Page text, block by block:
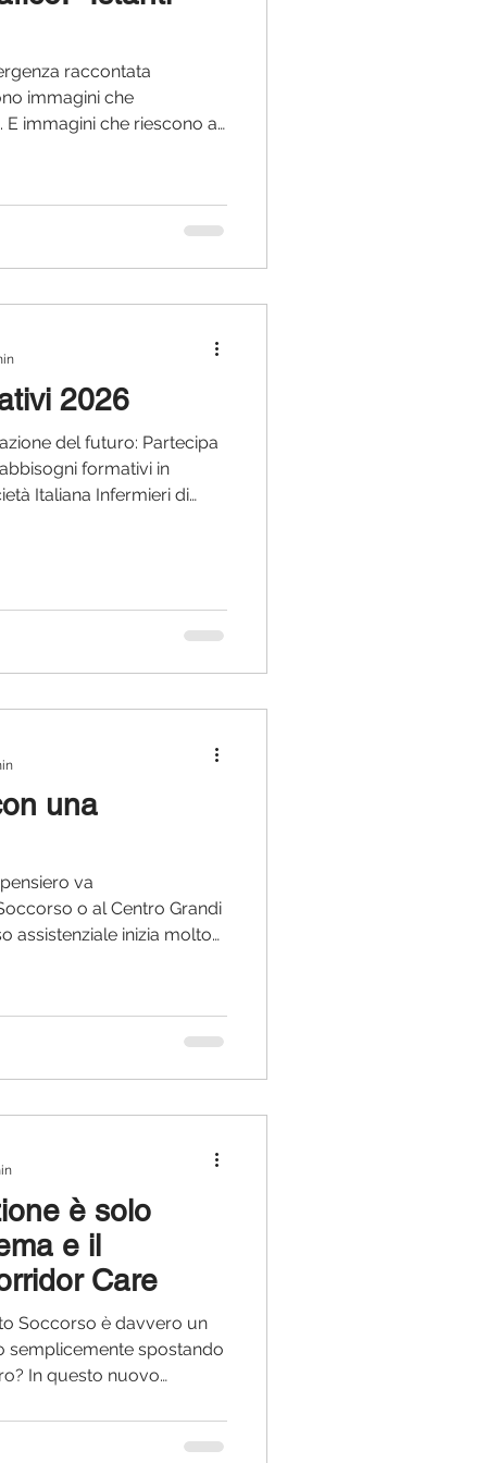
raccontata
immagini che
immagini che riescono a
grafici capaci di
in
2026
del futuro: Partecipa
formativi in
Italiana Infermieri di
una
va
o al Centro Grandi
assistenziale inizia molto
of Emergency
e Michele La Notte, che
è solo
e il
Care
Soccorso è davvero un
semplicemente spostando
In questo nuovo
e sulle strategie
la crescente